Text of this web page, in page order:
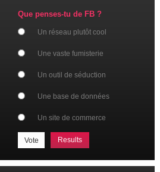
Que penses-tu de FB ?
Un réseau plutôt cool
Une vaste fumisterie
Un outil de séduction
Une base de données
Un site de commerce
Results